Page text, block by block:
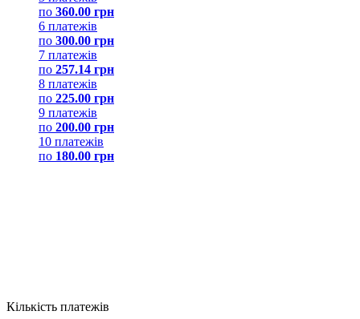
по 360.00 грн
6 платежів
по 300.00 грн
7 платежів
по 257.14 грн
8 платежів
по 225.00 грн
9 платежів
по 200.00 грн
10 платежів
по 180.00 грн
Кількість платежів